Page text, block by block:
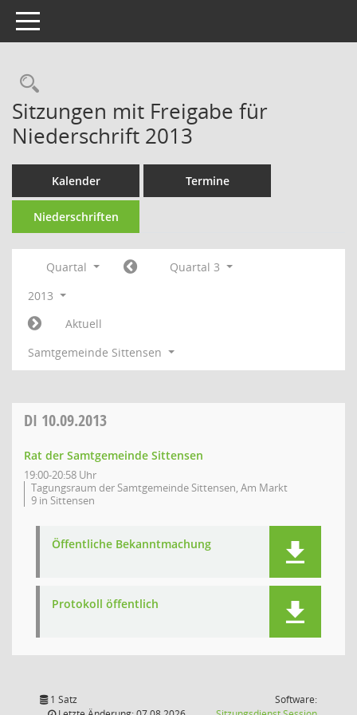
Toggle navigation
Rechercheauswahl
Sitzungen mit Freigabe für
Niederschrift 2013
Kalender Termine
Niederschriften
Quartal
Quartal 3
2013
Aktuell
Samtgemeinde Sittensen
DI 10.09.2013
Rat der Samtgemeinde Sittensen
19:00-20:58 Uhr
Tagungsraum der Samtgemeinde Sittensen, Am Markt
9 in Sittensen
Öffentliche Bekanntmachung
Protokoll öffentlich
1 Satz
Software: